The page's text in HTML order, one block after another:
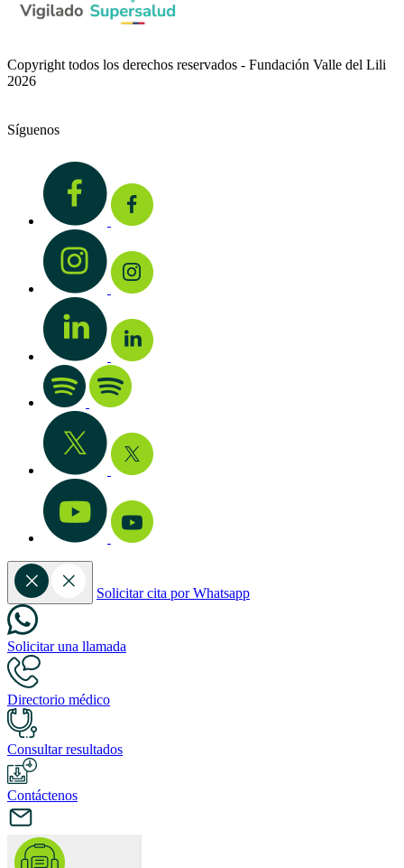
Copyright todos los derechos reservados - Fundación Valle del Lili
2026
Síguenos
Solicitar cita por Whatsapp
Solicitar una llamada
Directorio médico
Consultar resultados
Contáctenos